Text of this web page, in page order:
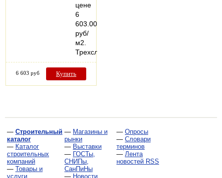
цене
6
603.00
руб/
м2.
Трехслойные…
6 603 руб Купить
— Строительный
каталог
— Каталог
строительных
компаний
— Товары и
услуги
— Магазины и
рынки
— Выставки
— ГОСТы,
СНИПы,
СанПиНы
— Новости
— Опросы
— Словари
терминов
— Лента
новостей RSS